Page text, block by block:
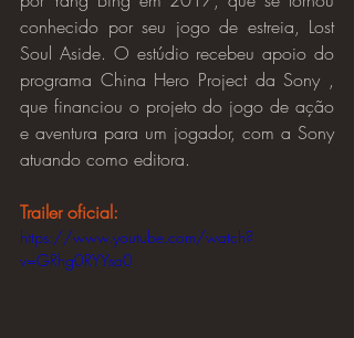
conhecido por seu jogo de estreia, Lost
Soul Aside. O estúdio recebeu apoio do
programa China Hero Project da Sony ,
que financiou o projeto do jogo de ação
e aventura para um jogador, com a Sony
atuando como editora.
Trailer oficial:
https://www.youtube.com/watch?
v=GRhg0RYYsa0